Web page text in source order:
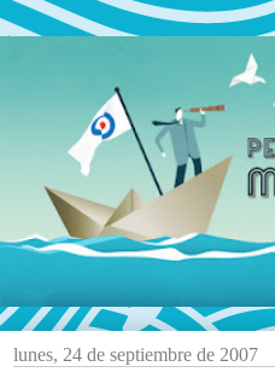
lunes, 24 de septiembre de 2007